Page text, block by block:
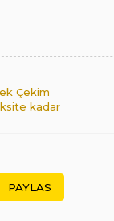
Çekim
kadar
PAYLAS